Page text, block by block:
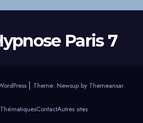
Paris 7
| Theme: Newsup by Themeansar.
ThématiquesContactAutres sites